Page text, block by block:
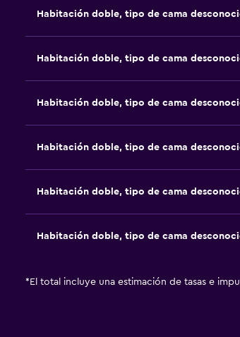
Habitación doble, tipo de cama
Habitación doble, tipo de cama
Habitación doble, tipo de cama
Habitación doble, tipo de cama
Habitación doble, tipo de cama
Habitación doble, tipo de cama
* El total incluye una estimación de tasas e